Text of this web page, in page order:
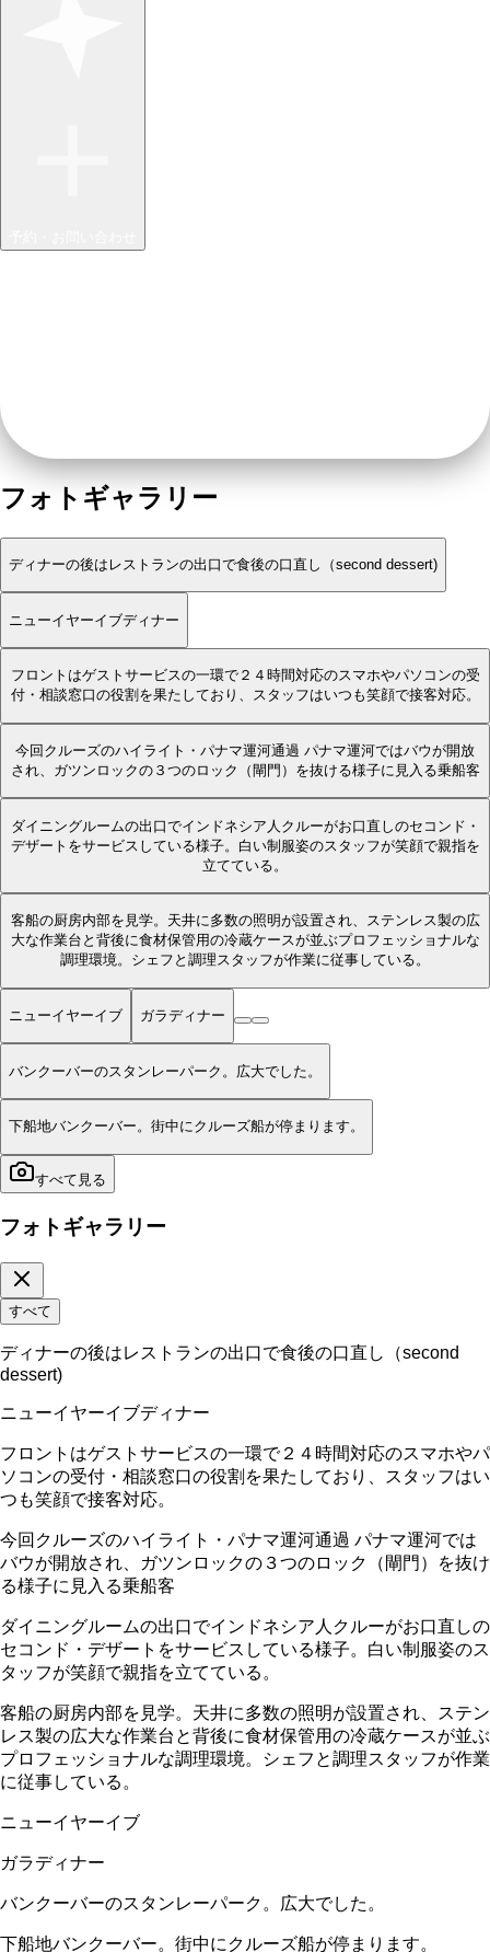
フォトギャラリー
ディナーの後はレストランの出口で食後の口直し（second dessert)
ニューイヤーイブディナー
フロントはゲストサービスの一環で２４時間対応のスマホやパソコンの受
付・相談窓口の役割を果たしており、スタッフはいつも笑顔で接客対応。
今回クルーズのハイライト・パナマ運河通過 パナマ運河ではバウが開放
され、ガツンロックの３つのロック（閘門）を抜ける様子に見入る乗船客
ダイニングルームの出口でインドネシア人クルーがお口直しのセコンド・
デザートをサービスしている様子。白い制服姿のスタッフが笑顔で親指を
立てている。
客船の厨房内部を見学。天井に多数の照明が設置され、ステンレス製の広
大な作業台と背後に食材保管用の冷蔵ケースが並ぶプロフェッショナルな
調理環境。シェフと調理スタッフが作業に従事している。
ニューイヤーイブ ガラディナー
バンクーバーのスタンレーパーク。広大でした。
下船地バンクーバー。街中にクルーズ船が停まります。
すべて見る
フォトギャラリー
すべて
ディナーの後はレストランの出口で食後の口直し（second
dessert)
ニューイヤーイブディナー
フロントはゲストサービスの一環で２４時間対応のスマホやパ
ソコンの受付・相談窓口の役割を果たしており、スタッフはい
つも笑顔で接客対応。
今回クルーズのハイライト・パナマ運河通過 パナマ運河では
バウが開放され、ガツンロックの３つのロック（閘門）を抜け
る様子に見入る乗船客
ダイニングルームの出口でインドネシア人クルーがお口直しの
セコンド・デザートをサービスしている様子。白い制服姿のス
タッフが笑顔で親指を立てている。
客船の厨房内部を見学。天井に多数の照明が設置され、ステン
レス製の広大な作業台と背後に食材保管用の冷蔵ケースが並ぶ
プロフェッショナルな調理環境。シェフと調理スタッフが作業
に従事している。
ニューイヤーイブ
ガラディナー
バンクーバーのスタンレーパーク。広大でした。
下船地バンクーバー。街中にクルーズ船が停まります。